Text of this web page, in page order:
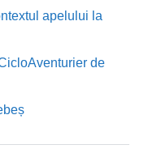
apelului la
de